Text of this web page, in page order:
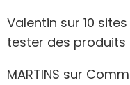
Valentin sur 10
tester des
MARTINS sur